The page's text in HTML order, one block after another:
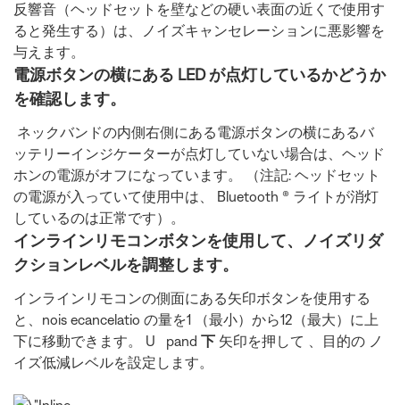
反響音（ヘッドセットを壁などの硬い表面の近くで使用す
ると発生する）は、ノイズキャンセレーションに悪影響を
与えます。
電源ボタンの横にある LED が点灯しているかどうか
を確認します。
ネックバンドの内側右側にある電源ボタンの横にあるバ
ッテリーインジケーターが点灯していない場合は、ヘッド
ホンの電源がオフになっています。 （注記: ヘッドセット
の電源が入っていて使用中は、 Bluetooth ® ライトが消灯
しているのは正常です）。
インラインリモコンボタンを使用して、ノイズリダ
クションレベルを調整します。
インラインリモコンの側面にある矢印ボタンを使用する
と、nois ecancelatio の量を1 （最小）から12（最大）に上
下に移動できます。 U
pand 下 矢印を押して 、目的の ノ
イズ低減レベルを設定します。